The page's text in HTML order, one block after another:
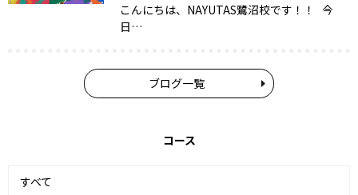
こんにちは、NAYUTAS鷺沼校です！！ 今
日…
ブログ一覧
コース
すべて